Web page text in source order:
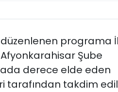
programa İl
Şube
derece elde eden
tarafından takdim